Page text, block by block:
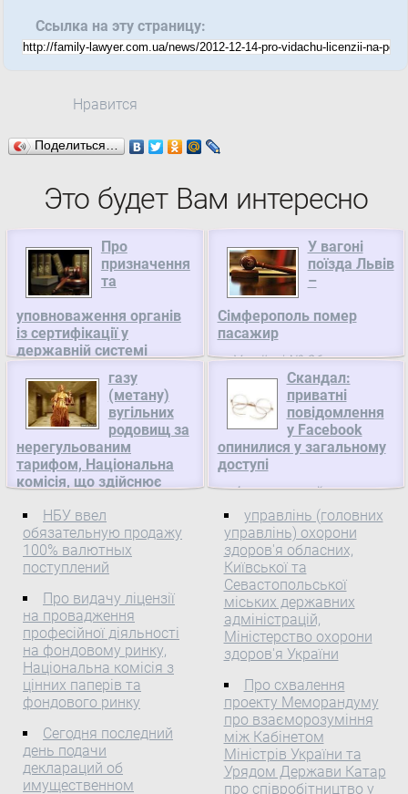
Ссылка на эту страницу:
Нравится
Поделиться…
Это будет Вам интересно
Про
призначення
та
уповноваження органів
із сертифікації у
державній системі
Міністерство
економічного розвитку і
торгівлі України
Про призначення та
уповноваження органів із
сертифікації у державній
системі сертифікації
Відповідно до Декрету
Кабінету Міністрів
України від 10.05.93 №
стандартизацію і
сертифікацію" та з метою
виконання вимог ДСТУ
3411:2004 "Система
сертифікації УкрСЕПРО.
Вимоги до органів
сертифікації продукції та
порядок їх призначення і
надання повноважень на
діяльність у системі"
газу
(метану)
вугільних
родовищ за
нерегульованим
тарифом, Національна
комісія, що здійснює
сфері енергетики
Про відмову ТОВ
«ФАВОРИТ СИСТЕМ» у
постачання природного
газу, газу (метану)
вугільних родовищ за
нерегульованим
тарифом
НБУ ввел
обязательную продажу
100% валютных
поступлений
Про видачу ліцензії
на провадження
професійної діяльності
на фондовому ринку,
Національна комісія з
цінних паперів та
фондового ринку
Сегодня последний
день подачи
деклараций об
имущественном
У вагоні
поїзда Львів
–
Сімферополь помер
пасажир
У поїзді № 86
сполученням Львів
Сімферополь помер
пасажир.Про це
повідомили пасажири
поїзда.
Скандал:
приватні
повідомлення
у Facebook
опинилися у загальному
доступі
Французький уряд
вимагає від соціальної
мережі Facebook
пояснень, як приватні
повідомлення могли
опинитися у загальному
доступі.
управлінь (головних
управлінь) охорони
здоров'я обласних,
Київської та
Севастопольської
міських державних
адміністрацій,
Міністерство охорони
здоров'я України
Про схвалення
проекту Меморандуму
про взаєморозуміння
між Кабінетом
Міністрів України та
Урядом Держави Катар
про співробітництво у